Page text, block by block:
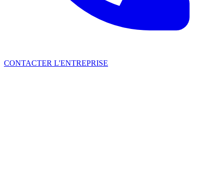
CONTACTER L'ENTREPRISE